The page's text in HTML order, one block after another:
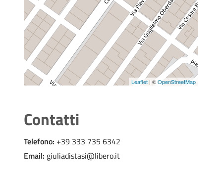
Leaflet | ©OpenStreetMap
Contatti
Telefono: +39 333 735 6342
Email: giuliadistasi@libero.it